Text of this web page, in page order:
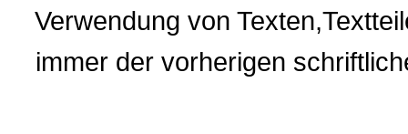
Verwendung von
immer der vorherigen